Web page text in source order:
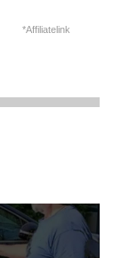
*Affiliatelink